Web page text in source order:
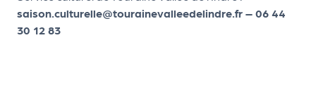
saison.culturelle@tourainevalleedelindre.fr – 06 44
30 12 83
m
e